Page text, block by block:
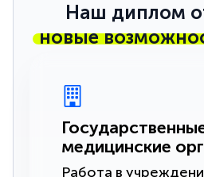
Наш диплом
новые
медицинские
Работа в